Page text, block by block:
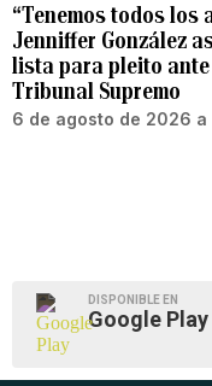
“Tenemos todos los
Jenniffer González
lista para pleito ante
Tribunal Supremo
6 de agosto de 2026 a
DISPONIBLE EN
Google Play